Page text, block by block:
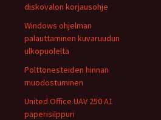
diskovalon korjausohje
Windows ohjelman
palauttaminen kuvaruudun
ulkopuolelta
Polttonesteiden hinnan
muodostuminen
United Office UAV 250 A1
paperisilppuri